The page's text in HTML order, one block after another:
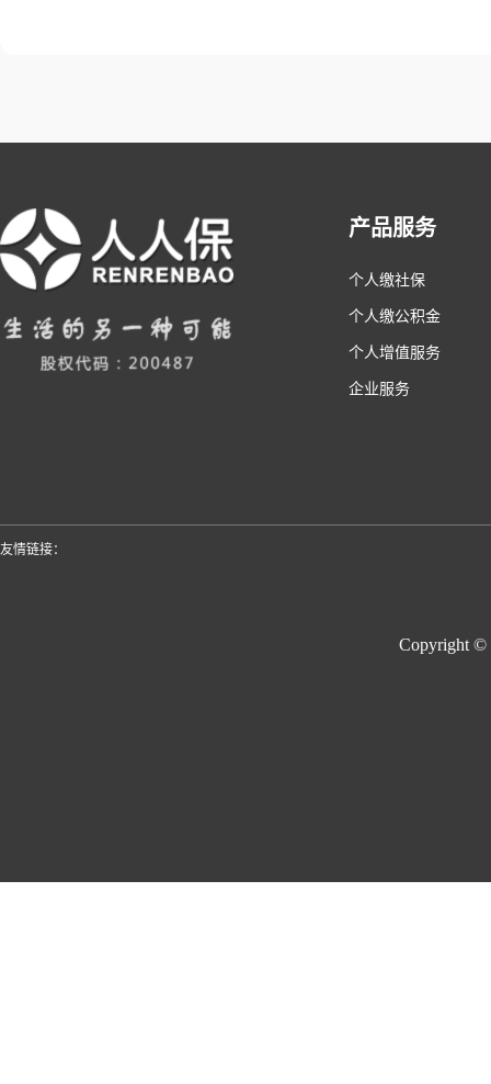
产品服务
个人缴社保
个人缴公积金
个人增值服务
企业服务
友情链接：
Copyright ©